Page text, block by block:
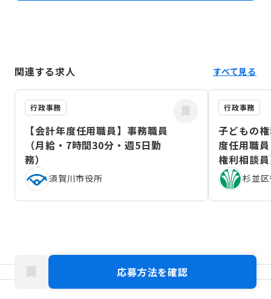
関連する求人 すべて見る
行政事務
【会計年度任用職員】事務職員
（月給・7時間30分・週5日勤
務）
須賀川市役所
行政事務
子どもの
度任用職
権利相談
（2026年
杉並
応募方法を確認